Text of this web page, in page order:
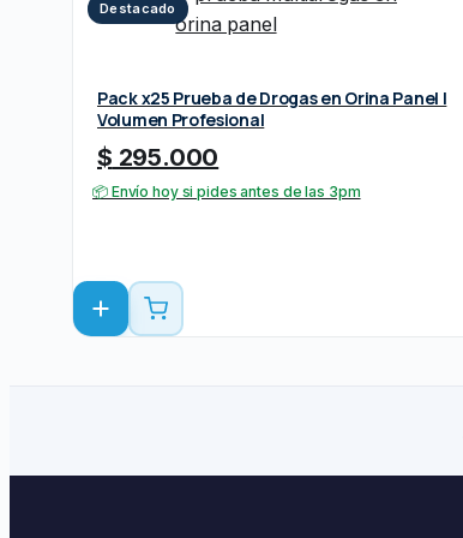
Pack x25 Prueba de Drogas en Orina Panel |
Volumen Profesional
$ 295.000
📦 Envío hoy si pides antes de las 3pm
Destacado